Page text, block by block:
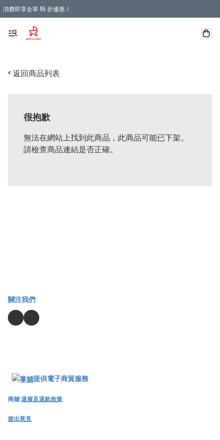
消費即享全單 95 折優惠！
購物滿 HKD 900.00即享免運費優惠！（適用於 本地送貨、本地取貨 )
< 返回商品列表
很抱歉
無法在網站上找到此商品，此商品可能已下架。
請檢查商品連結是否正確。
關注我們
提供電子商貿服務
商舖退貨及退款政策
提出意見